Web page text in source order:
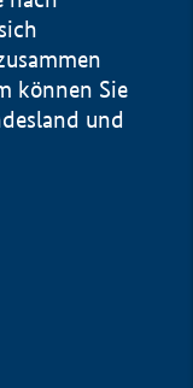
können Sie
und